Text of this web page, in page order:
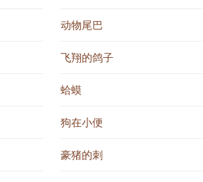
动物尾巴
飞翔的鸽子
蛤蟆
狗在小便
豪猪的刺